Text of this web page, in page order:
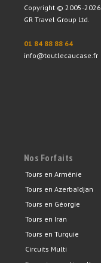
Copyright © 2005-2026
GR Travel Group Ltd.
01 84 88 88 64
info@toutlecaucase.fr
Nos Forfaits
Tours en Arménie
Tours en Azerbaïdjan
Tours en Géorgie
Tours en Iran
Tours en Turquie
Circuits Multi